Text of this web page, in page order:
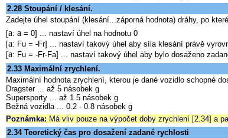
2.28 Stoupání / klesání.
Zadejte úhel stoupání (klesání...záporná hodnota) dráhy, po
[a: a = 0] ... nastaví úhel na hodnotu 0
[a: Fu = -Fr] ... nastaví takový úhel aby síla klesání právě
[a: Fu = -Fr-Fa] ... nastaví takový úhel aby bylo dosaženo
2.33 Maximální zrychlení.
Maximální hodnota zrychlení, kterou je dané vozidlo schopné
Dragster ... až 5 násobek g
Supersporty ... až 1.5 násobek g
Bežná vozidla ... 0.2 - 0.8 násobek g
Poznámka: Má vliv pouze na výpočet doby zrychlení [2.34] a
2.34 Teoretický čas pro dosažení zadané rychlosti